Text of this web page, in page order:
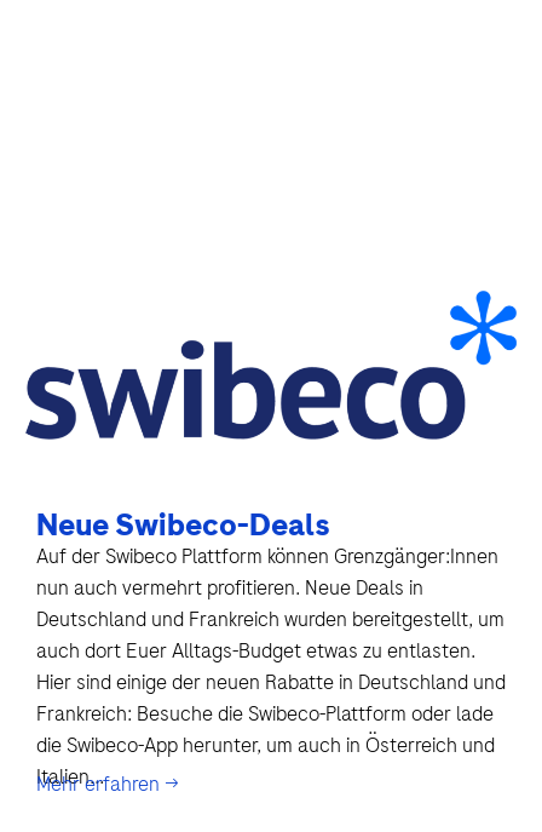
Neue Swibeco-Deals
Auf der Swibeco Plattform können Grenzgänger:Innen
nun auch vermehrt profitieren. Neue Deals in
Deutschland und Frankreich wurden bereitgestellt, um
auch dort Euer Alltags-Budget etwas zu entlasten.
Hier sind einige der neuen Rabatte in Deutschland und
Frankreich: Besuche die Swibeco-Plattform oder lade
die Swibeco-App herunter, um auch in Österreich und
Italien...
Mehr erfahren →